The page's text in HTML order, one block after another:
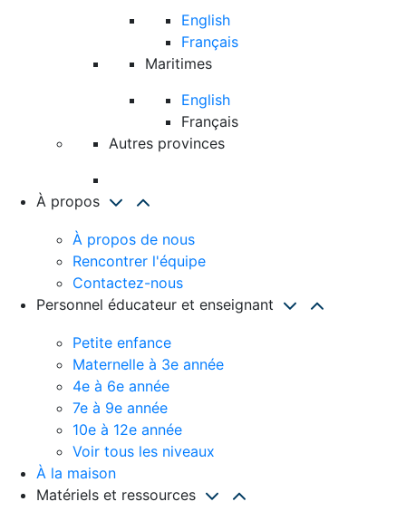
English
Français
Maritimes
English
Français
Autres provinces
À propos
À propos de nous
Rencontrer l'équipe
Contactez-nous
Personnel éducateur et enseignant
Petite enfance
Maternelle à 3e année
4e à 6e année
7e à 9e année
10e à 12e année
Voir tous les niveaux
À la maison
Matériels et ressources